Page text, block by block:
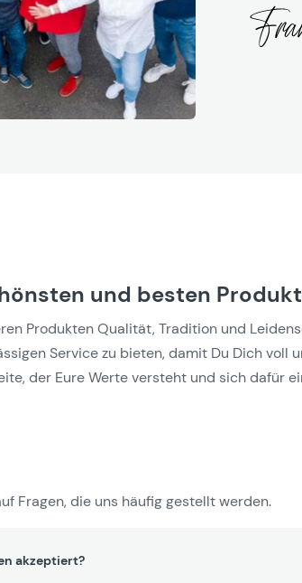
und besten
Produkten Qualität, Tradition und
Service zu bieten, damit Du Dich
der Eure Werte versteht und sich dafür
Fragen, die uns häufig gestellt werden.
akzeptiert?